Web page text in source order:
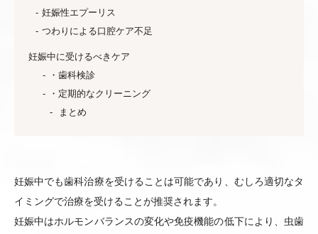
妊娠性エプーリス
つわりによる口腔ケア不足
妊娠中に受けるべきケア
・歯科検診
・定期的なクリーニング
まとめ
妊娠中でも歯科治療を受けることは可能であり、むしろ適切なタ
イミングで治療を受けることが推奨されます。
妊娠中はホルモンバランスの変化や免疫機能の低下により、虫歯